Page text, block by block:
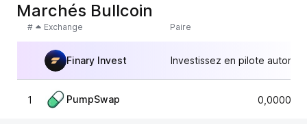
Marchés Bullcoin
# Exchange Paire
Finary Invest Investissez en pilote
1 PumpSwap